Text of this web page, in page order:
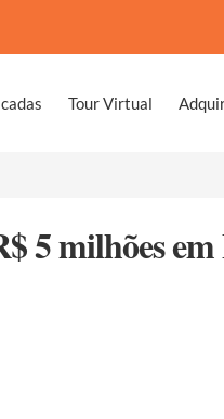
Tour Virtual
5 milhões